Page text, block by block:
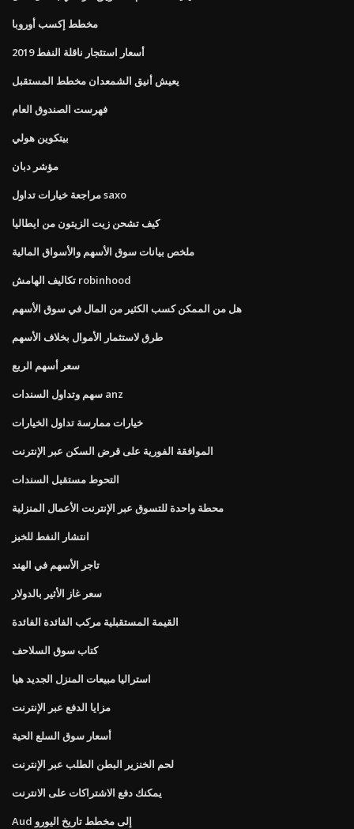
مخطط إكسب أوروبا
أسعار استئجار ناقلة النفط 2019
يعيش أنيق الشمعدان مخطط المستقبل
فهرست الصندوق العام
بيتكوين هولي
مؤشر دبان
مراجعة خيارات تداول saxo
كيف تشحن زيت الزيتون من ايطاليا
ملخص بيانات سوق الأسهم والأسواق المالية
تكاليف الهامش robinhood
هل من الممكن كسب الكثير من المال في سوق الأسهم
طرق لاستثمار الأموال بخلاف الأسهم
سعر أسهم الربع
سهم وتداول السندات anz
خيارات ممارسة تداول الخيارات
الموافقة الفورية على قرض السكن عبر الإنترنت
التحوط مستقبل السندات
محطة واحدة للتسوق عبر الإنترنت الأعمال المنزلية
انتشار النفط للخبز
تاجر الأسهم في الهند
سعر غاز الأثير بالدولار
القيمة المستقبلية مركب الفائدة الفائدة
كتاب سوق السلاحف
استراليا مبيعات المنزل الجديد هيا
مزايا الدفع عبر الإنترنت
أسعار سوق السلع الحية
لحم الخنزير البطن الطلب عبر الإنترنت
يمكنك دفع الاشتراكات على الانترنت
Aud إلى مخطط تاريخ اليورو